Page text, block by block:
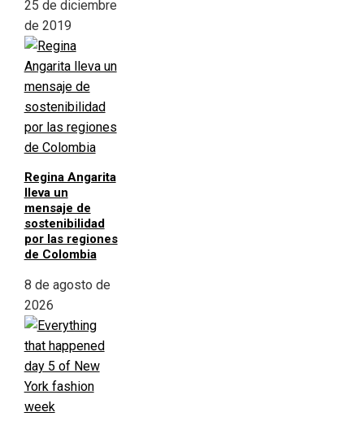
25 de diciembre
de 2019
Regina Angarita
lleva un
mensaje de
sostenibilidad
por las regiones
de Colombia
8 de agosto de
2026